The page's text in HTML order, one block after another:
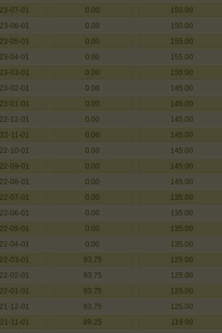
07-01
0.00
150.00
06-01
0.00
150.00
05-01
0.00
155.00
04-01
0.00
155.00
03-01
0.00
155.00
02-01
0.00
145.00
01-01
0.00
145.00
12-01
0.00
145.00
11-01
0.00
145.00
10-01
0.00
145.00
09-01
0.00
145.00
08-01
0.00
145.00
07-01
0.00
135.00
06-01
0.00
135.00
05-01
0.00
135.00
04-01
0.00
135.00
03-01
93.75
125.00
02-01
93.75
125.00
01-01
93.75
125.00
12-01
93.75
125.00
11-01
89.25
119.00